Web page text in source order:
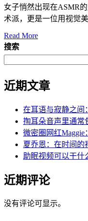
女子悄然出现在ASMR
术派，更是一位用视觉
Read More
搜索
近期文章
在耳语与寂静之间
掏耳朵音声里通常
微密圈网红Maggie
夏乔恩：在时间的
助眠视频可以干什
近期评论
没有评论可显示。